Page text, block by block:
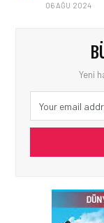
06 AĞU 2024
Yeni